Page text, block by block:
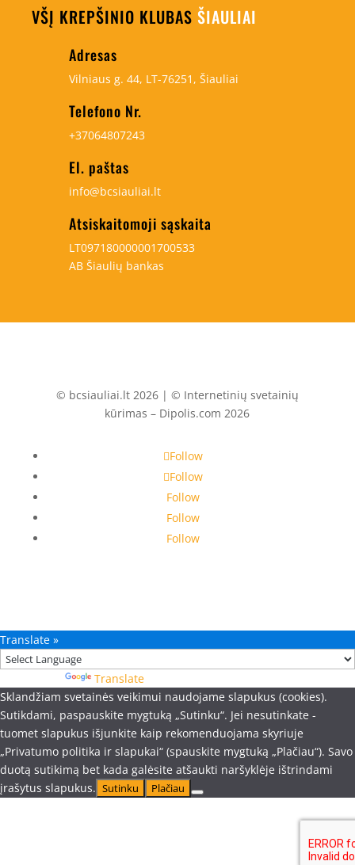
VŠĮ KREPŠINIO KLUBAS ŠIAULIAI
Adresas
Vilniaus g. 44, LT-76251, Šiauliai
Telefono Nr.
+37064807243
El. paštas
info@bcsiauliai.lt
Atsiskaitomoji sąskaita
LT097180000001700533
AB Šiaulių bankas
© bcsiauliai.lt 2026 | © Internetinių svetainių
kūrimas – Dipolis.com 2026
Follow
Follow
Follow
Follow
Follow
Translate »
Translate
Sklandžiam svetainės veikimui naudojame slapukus (cookies).
Sutikdami, paspauskite mygtuką „Sutinku“. Jei nesutinkate -
tuomet slapukus išjunkite kaip rekomenduojama skyriuje
„Privatumo politika ir slapukai“ (spauskite mygtuką „Plačiau“). Savo
duotą sutikimą bet kada galėsite atšaukti naršyklėje ištrindami
įrašytus slapukus. Sutinku Plačiau